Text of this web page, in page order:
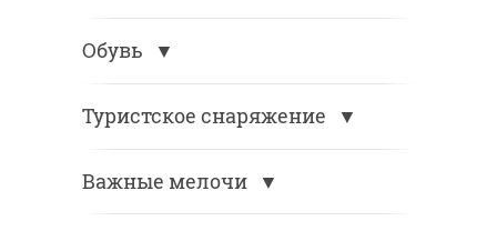
Обувь
Туристское снаряжение
Важные мелочи